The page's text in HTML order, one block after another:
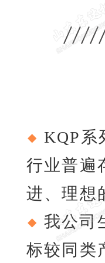
KQP系
行业普遍
进、理想
我公司
标较同类